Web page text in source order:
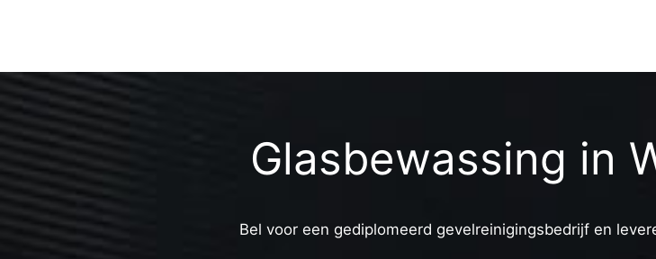
Glasbewassing in
Bel voor een gediplomeerd gevelreinigingsbedrijf en